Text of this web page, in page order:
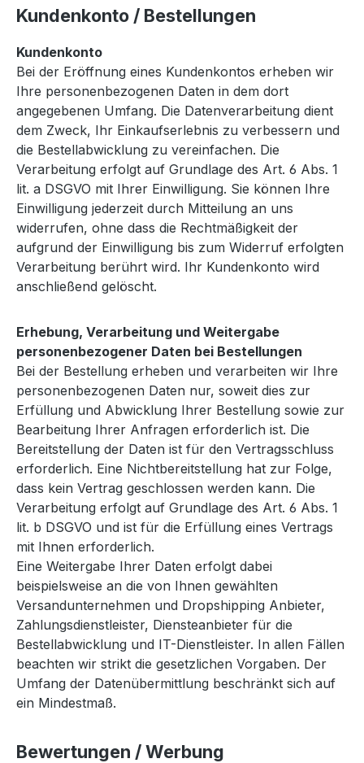
Kundenkonto / Bestellungen
Kundenkonto
Bei der Eröffnung eines Kundenkontos erheben wir
Ihre personenbezogenen Daten in dem dort
angegebenen Umfang. Die Datenverarbeitung dient
dem Zweck, Ihr Einkaufserlebnis zu verbessern und
die Bestellabwicklung zu vereinfachen. Die
Verarbeitung erfolgt auf Grundlage des Art. 6 Abs. 1
lit. a DSGVO mit Ihrer Einwilligung. Sie können Ihre
Einwilligung jederzeit durch Mitteilung an uns
widerrufen, ohne dass die Rechtmäßigkeit der
aufgrund der Einwilligung bis zum Widerruf erfolgten
Verarbeitung berührt wird. Ihr Kundenkonto wird
anschließend gelöscht.
Erhebung, Verarbeitung und Weitergabe
personenbezogener Daten bei Bestellungen
Bei der Bestellung erheben und verarbeiten wir Ihre
personenbezogenen Daten nur, soweit dies zur
Erfüllung und Abwicklung Ihrer Bestellung sowie zur
Bearbeitung Ihrer Anfragen erforderlich ist. Die
Bereitstellung der Daten ist für den Vertragsschluss
erforderlich. Eine Nichtbereitstellung hat zur Folge,
dass kein Vertrag geschlossen werden kann. Die
Verarbeitung erfolgt auf Grundlage des Art. 6 Abs. 1
lit. b DSGVO und ist für die Erfüllung eines Vertrags
mit Ihnen erforderlich.
Eine Weitergabe Ihrer Daten erfolgt dabei
beispielsweise an die von Ihnen gewählten
Versandunternehmen und Dropshipping Anbieter,
Zahlungsdienstleister, Diensteanbieter für die
Bestellabwicklung und IT-Dienstleister. In allen Fällen
beachten wir strikt die gesetzlichen Vorgaben. Der
Umfang der Datenübermittlung beschränkt sich auf
ein Mindestmaß.
Bewertungen / Werbung